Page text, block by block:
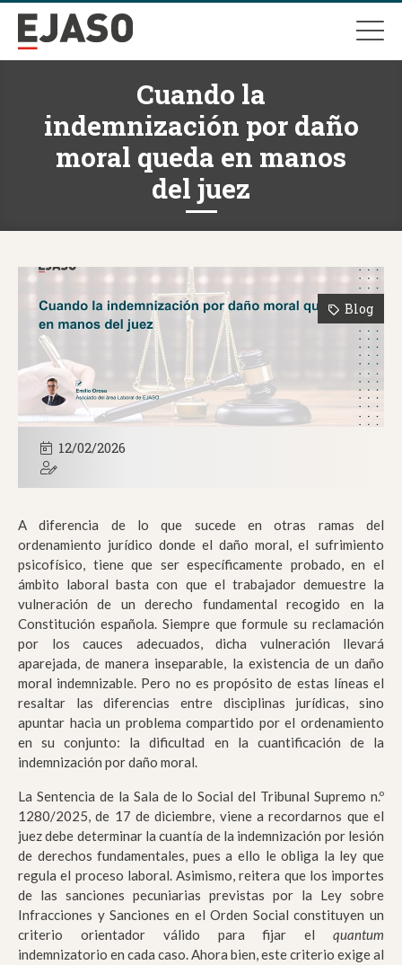
Cuando la
indemnización por daño
moral queda en manos
del juez
Blog
12/02/2026
A diferencia de lo que sucede en otras ramas del
ordenamiento jurídico donde el daño moral, el sufrimiento
psicofísico, tiene que ser específicamente probado, en el
ámbito laboral basta con que el trabajador demuestre la
vulneración de un derecho fundamental recogido en la
Constitución española. Siempre que formule su reclamación
por los cauces adecuados, dicha vulneración llevará
aparejada, de manera inseparable, la existencia de un daño
moral indemnizable. Pero no es propósito de estas líneas el
resaltar las diferencias entre disciplinas jurídicas, sino
apuntar hacia un problema compartido por el ordenamiento
en su conjunto: la dificultad en la cuantificación de la
indemnización por daño moral.
La Sentencia de la Sala de lo Social del Tribunal Supremo n.º
1280/2025, de 17 de diciembre, viene a recordarnos que el
juez debe determinar la cuantía de la indemnización por lesión
de derechos fundamentales, pues a ello le obliga la ley que
regula el proceso laboral. Asimismo, reitera que los importes
de las sanciones pecuniarias previstas por la Ley sobre
Infracciones y Sanciones en el Orden Social constituyen un
criterio orientador válido para fijar el quantum
indemnizatorio en cada caso. Ahora bien, este criterio exige al